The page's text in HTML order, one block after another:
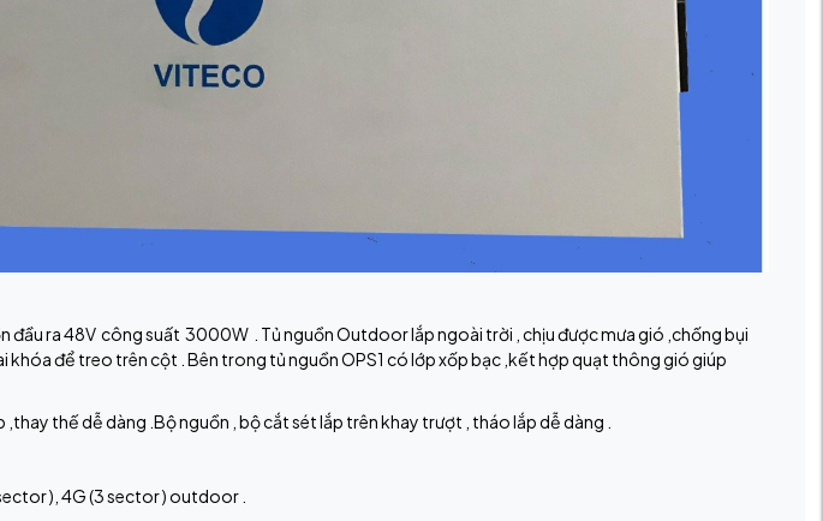
đầu ra 48V công suất 3000W . Tủ nguồn Outdoor lắp ngoài trời , chịu được mưa gió ,chống bụi
khóa để treo trên cột . Bên trong tủ nguồn OPS1 có lớp xốp bạc ,kết hợp quạt thông gió giúp
thế dễ dàng .Bộ nguồn , bộ cắt sét lắp trên khay trượt , tháo lắp dễ dàng .
), 4G (3 sector ) outdoor .